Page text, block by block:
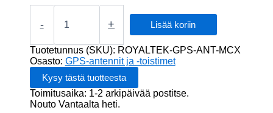
-
External
MCX
5m
määrä
+ Lisää koriin
Tuotetunnus (SKU): ROYALTEK-GPS-ANT-MCX
Osasto: GPS-antennit ja -toistimet
Toimitusaika: 1-2 arkipäivää postitse.
Nouto Vantaalta heti.